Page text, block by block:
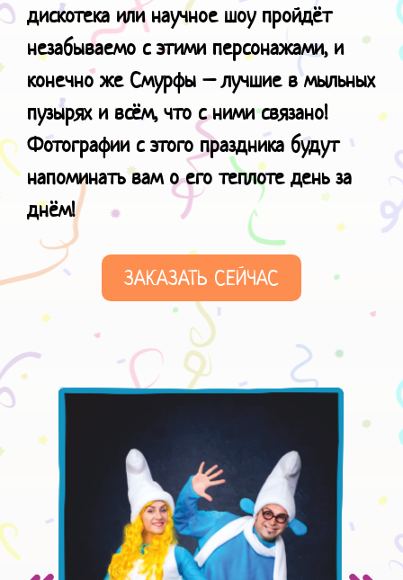
дискотека или научное шоу пройдёт
незабываемо с этими персонажами, и
конечно же Смурфы – лучшие в мыльных
пузырях и всём, что с ними связано!
Фотографии с этого праздника будут
напоминать вам о его теплоте день за
днём!
ЗАКАЗАТЬ СЕЙЧАС